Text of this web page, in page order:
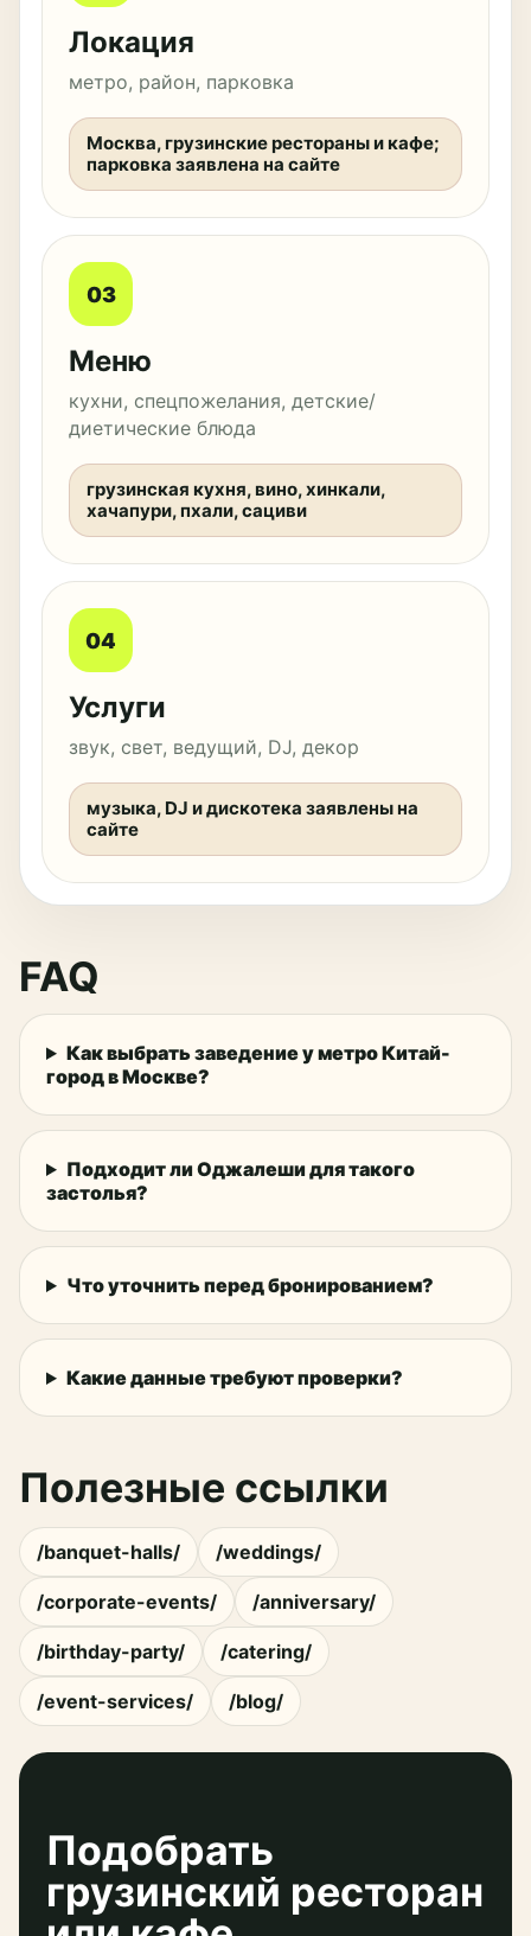
Локация
метро, район, парковка
Москва, грузинские рестораны и кафе;
парковка заявлена на сайте
03
Меню
кухни, спецпожелания, детские/
диетические блюда
грузинская кухня, вино, хинкали,
хачапури, пхали, сациви
04
Услуги
звук, свет, ведущий, DJ, декор
музыка, DJ и дискотека заявлены на
сайте
FAQ
Как выбрать заведение у метро Китай-
город в Москве?
Подходит ли Оджалеши для такого
застолья?
Что уточнить перед бронированием?
Какие данные требуют проверки?
Полезные ссылки
/banquet-halls/ /weddings/
/corporate-events/ /anniversary/
/birthday-party/ /catering/
/event-services/ /blog/
Подобрать
грузинский ресторан